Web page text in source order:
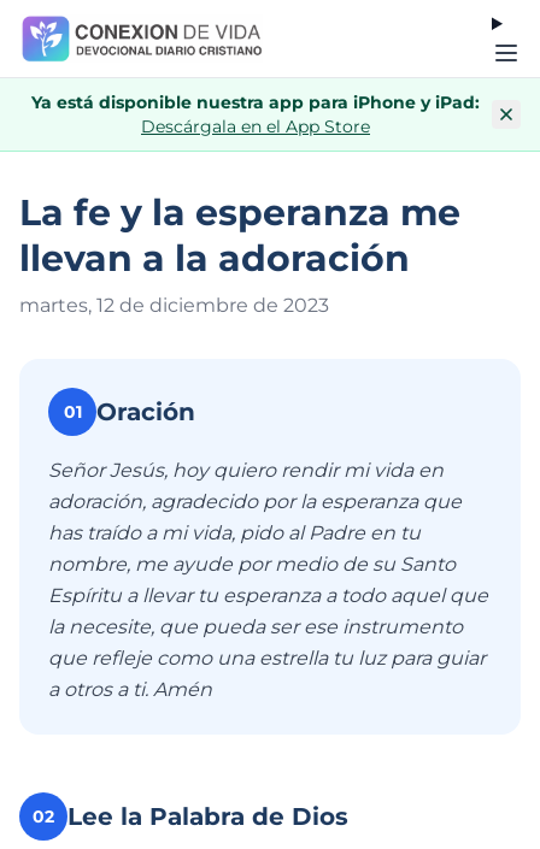
Ya está disponible nuestra app para iPhone y iPad:
Descárgala en el App Store
La fe y la esperanza me
llevan a la adoración
martes, 12 de diciembre de 2023
01 Oración
Señor Jesús, hoy quiero rendir mi vida en
adoración, agradecido por la esperanza que
has traído a mi vida, pido al Padre en tu
nombre, me ayude por medio de su Santo
Espíritu a llevar tu esperanza a todo aquel que
la necesite, que pueda ser ese instrumento
que refleje como una estrella tu luz para guiar
a otros a ti. Amén
02 Lee la Palabra de Dios